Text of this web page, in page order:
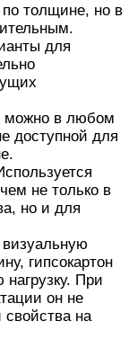
толщине, но в
для
можно в любом
доступной для
не только в
но и для
гипсокартон
При
он не
свойства на